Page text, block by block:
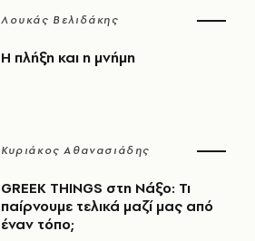
Λουκάς Βελιδάκης
Η πλήξη και η μνήμη
Κυριάκος Αθανασιάδης
GREEK THINGS στη Νάξο: Τι
παίρνουμε τελικά μαζί μας από
έναν τόπο;